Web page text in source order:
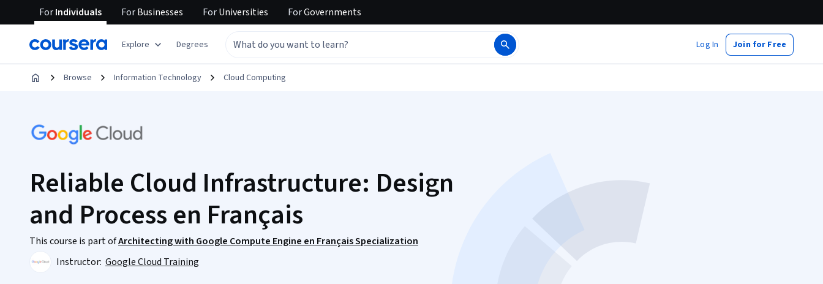
ForIndividuals ForBusinesses ForUniversities ForGovernments
Explore Degrees Log In Join for Free
Browse Information Technology Cloud Computing
Reliable Cloud Infrastructure: Design
and Process en Français
This course is part ofArchitecting with Google Compute Engine en Français Specialization
Instructor: Google Cloud Training